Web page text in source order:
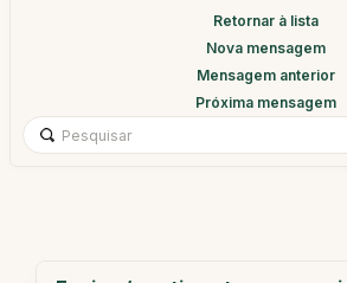
Retornar à lista
Nova mensagem
Mensagem anterior
Próxima mensagem